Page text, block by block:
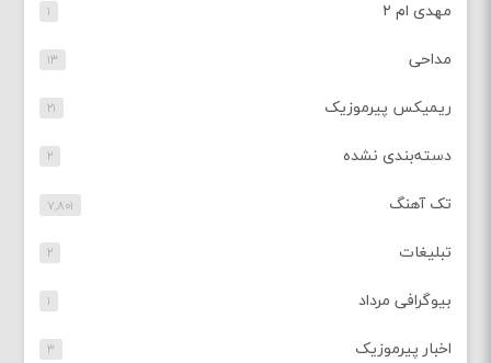
مهدی ام ۲ ۱
مداحی ۱۳
ریمیکس پیرموزیک ۲۱
دسته‌بندی نشده ۲
تک آهنگ ۷,۸۰۱
تبلیغات ۲
بیوگرافی مرداد ۱
اخبار پیرموزیک ۳